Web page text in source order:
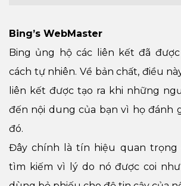
Bing’s WebMaster
Bing ủng hộ các liên kết đã
cách tự nhiên. Về bản chất, điều
liên kết được tạo ra khi những
đến nội dung của bạn vì họ đánh
đó.
Đây chính là tín hiệu quan trọng
tìm kiếm vì lý do nó được coi